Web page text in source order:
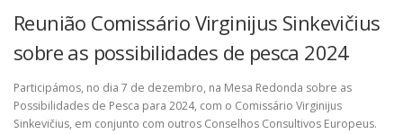
Reunião Comissário Virginijus Sinkevičius
sobre as possibilidades de pesca 2024
Participámos, no dia 7 de dezembro, na Mesa Redonda sobre as
Possibilidades de Pesca para 2024, com o Comissário Virginijus
Sinkevičius, em conjunto com outros Conselhos Consultivos Europeus.